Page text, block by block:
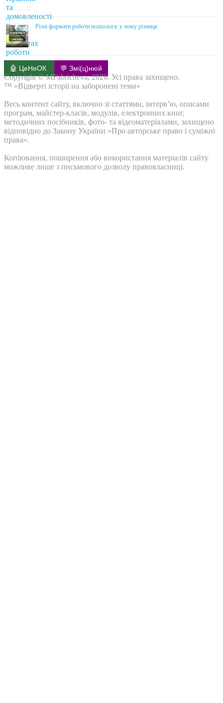
Різні формати роботи психолога: у чому різниця
🤖 ЦеНеОК 💬 Змі(ц)нюй
Copyright © MFabricheva, 2026. Усі права захищено.
™ «Відверті історії на заборонені теми»
Весь контент сайту, включно зі статтями, інтерв’ю, описами
програм, майстер-класів, модулів, електронних книг,
методичних посібників, фото- та відеоматеріалами, захищено
відповідно до Закону України «Про авторське право і суміжні
права».
Копіювання, поширення або використання матеріалів сайту
можливе лише з письмового дозволу правовласниці.